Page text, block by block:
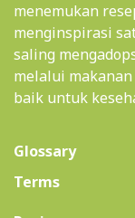
menemukan
menginspirasi
saling
melalui
baik untuk
Glossary
Terms